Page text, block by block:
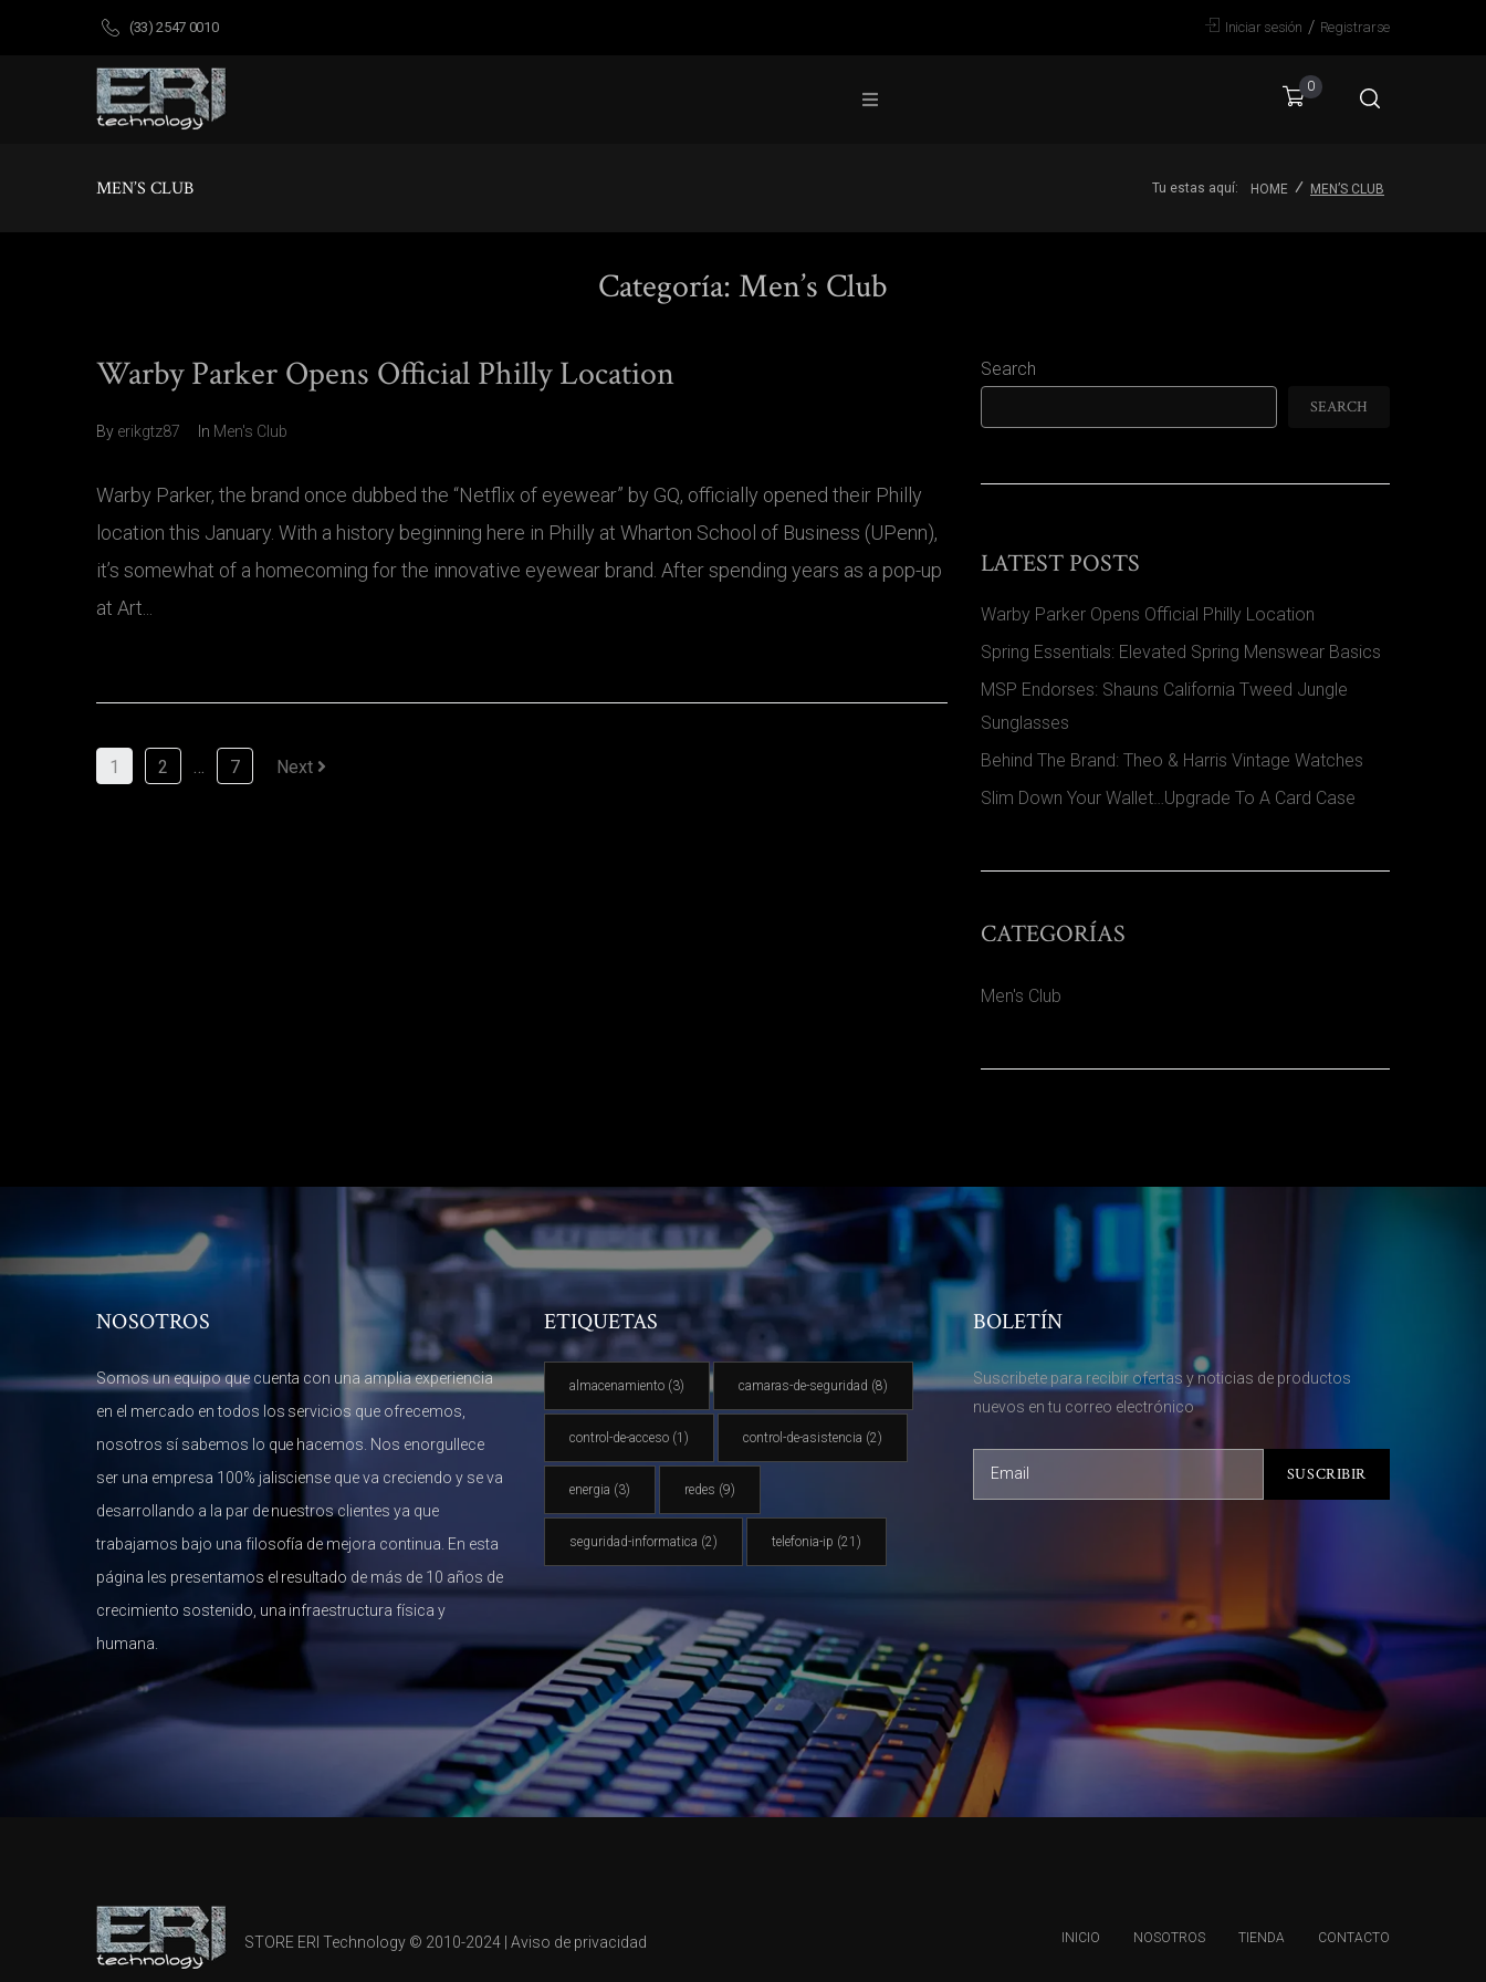
(33) 2547 0010 Iniciar sesión / Registrarse
0
MEN’S CLUB Tu estas aquí: HOME MEN’S CLUB
Categoría: Men’s Club
Warby Parker Opens Official Philly Location
By erikgtz87 In Men's Club
Warby Parker, the brand once dubbed the “Netflix of eyewear” by GQ, officially opened their Philly
location this January. With a history beginning here in Philly at Wharton School of Business (UPenn),
it’s somewhat of a homecoming for the innovative eyewear brand. After spending years as a pop-up
at Art...
1 2 … 7 Next
Search
SEARCH
LATEST POSTS
Warby Parker Opens Official Philly Location
Spring Essentials: Elevated Spring Menswear Basics
MSP Endorses: Shauns California Tweed Jungle
Sunglasses
Behind The Brand: Theo & Harris Vintage Watches
Slim Down Your Wallet…Upgrade To A Card Case
CATEGORÍAS
Men's Club
NOSOTROS
Somos un equipo que cuenta con una amplia experiencia
en el mercado en todos los servicios que ofrecemos,
nosotros sí sabemos lo que hacemos. Nos enorgullece
ser una empresa 100% jalisciense que va creciendo y se va
desarrollando a la par de nuestros clientes ya que
trabajamos bajo una filosofía de mejora continua. En esta
página les presentamos el resultado de más de 10 años de
crecimiento sostenido, una infraestructura física y
humana.
ETIQUETAS
almacenamiento(3) camaras-de-seguridad (8)
control-de-acceso(1) control-de-asistencia (2)
energia (3) redes (9)
seguridad-informatica (2) telefonia-ip (21)
BOLETÍN
Suscribete para recibir ofertas y noticias de productos
nuevos en tu correo electrónico
SUSCRIBIR
STORE ERI Technology © 2010-2024 | Aviso de privacidad INICIO NOSOTROS TIENDA CONTACTO